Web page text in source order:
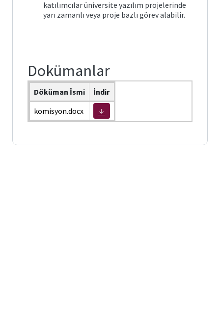
katılımcılar üniversite yazılım projelerinde
yarı zamanlı veya proje bazlı görev alabilir.
Dokümanlar
Döküman İsmi
İndir
komisyon.docx